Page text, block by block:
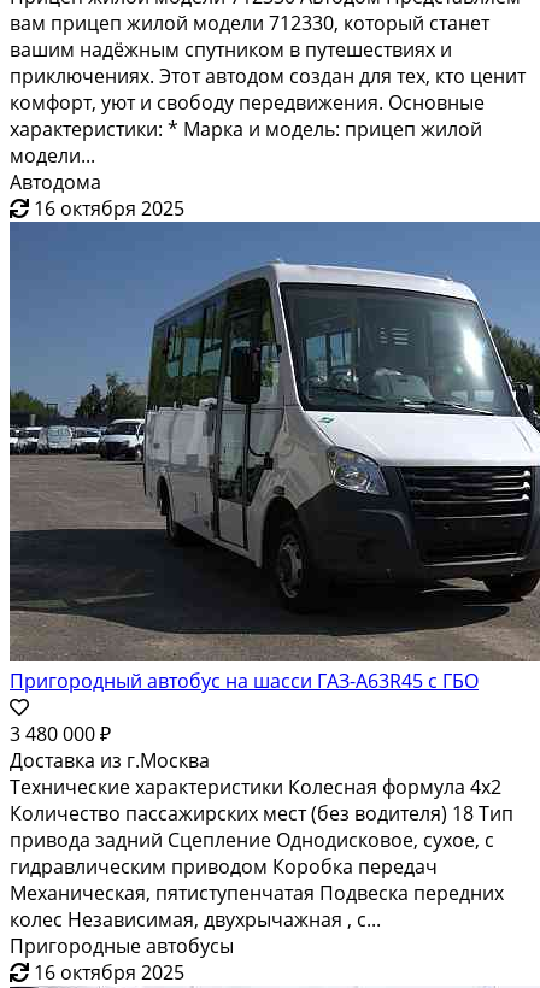
вам прицеп жилой модели 712330, который станет
вашим надёжным спутником в путешествиях и
приключениях. Этот автодом создан для тех, кто ценит
комфорт, уют и свободу передвижения. Основные
характеристики: * Марка и модель: прицеп жилой
модели...
Автодома
16 октября 2025
Пригородный автобус на шасси ГАЗ-А63R45 с ГБО
3 480 000 ₽
Доставка из г.Москва
Технические характеристики Колесная формула 4х2
Количество пассажирских мест (без водителя) 18 Тип
привода задний Сцепление Однодисковое, сухое, с
гидравлическим приводом Коробка передач
Механическая, пятиступенчатая Подвеска передних
колес Независимая, двухрычажная , с...
Пригородные автобусы
16 октября 2025